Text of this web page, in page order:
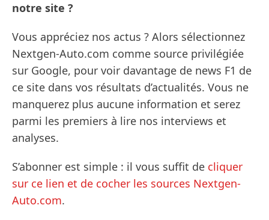
notre site ?
Vous appréciez nos actus ? Alors sélectionnez
Nextgen-Auto.com comme source privilégiée
sur Google, pour voir davantage de news F1 de
ce site dans vos résultats d’actualités. Vous ne
manquerez plus aucune information et serez
parmi les premiers à lire nos interviews et
analyses.
S’abonner est simple : il vous suffit de cliquer
sur ce lien et de cocher les sources Nextgen-
Auto.com.